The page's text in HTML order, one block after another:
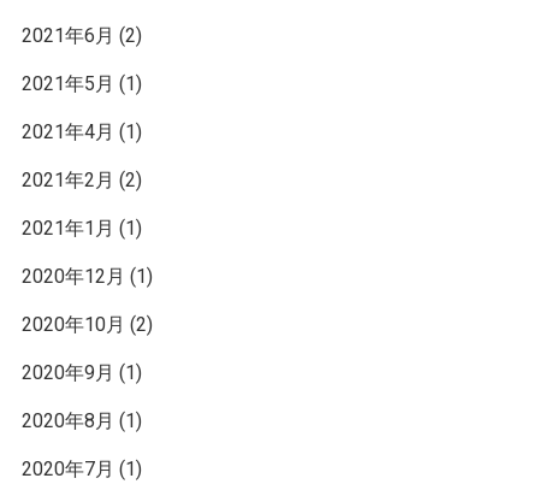
2021年6月 (2)
2021年5月 (1)
2021年4月 (1)
2021年2月 (2)
2021年1月 (1)
2020年12月 (1)
2020年10月 (2)
2020年9月 (1)
2020年8月 (1)
2020年7月 (1)